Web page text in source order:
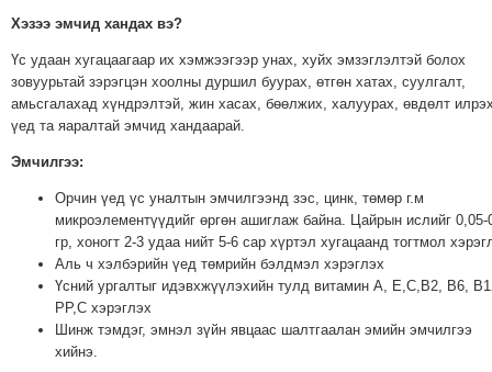
ДЭЛБЭРСЭН
ЭРГЭН
ТОЙРОНД
ТӨВСИЙН
ТОДОТГОЛЫН
ЕРӨНХИЙЛӨГЧИЙН
СОНГУУЛИЙН
ТОЙРОНД
Хэзээ эмчид хандах вэ?
Үс удаан хугацаагаар их хэмжээгээр унах, хуйх эмзэглэлтэй болох
зовуурьтай зэрэгцэн хоолны дуршил буурах, өтгөн хатах, суулгалт,
амьсгалахад хүндрэлтэй, жин хасах, бөөлжих, халуурах, өвдөлт
үед та яаралтай эмчид хандаарай.
Эмчилгээ:
Орчин үед үс уналтын эмчилгээнд зэс, цинк, төмөр г.м
микроэлементүүдийг өргөн ашиглаж байна. Цайрын ислийг 0,05-
гр, хоногт 2-3 удаа нийт 5-6 сар хүртэл хугацаанд тогтмол
Аль ч хэлбэрийн үед төмрийн бэлдмэл хэрэглэх
Үсний ургалтыг идэвхжүүлэхийн тулд витамин А, Е,С,B2, B6,
PP,C хэрэглэх
Шинж тэмдэг, эмнэл зүйн явцаас шалтгаалан эмийн эмчилгээ
хийнэ.